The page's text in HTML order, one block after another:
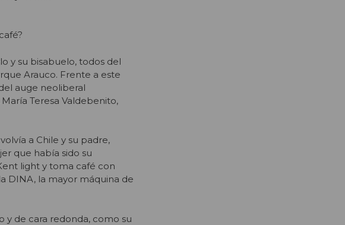
y su bisabuelo, todos del
Arauco. Frente a este
auge neoliberal
Teresa Valdebenito,
a Chile y su padre,
que había sido su
light y toma café con
DINA, la mayor máquina de
y de cara redonda, como su